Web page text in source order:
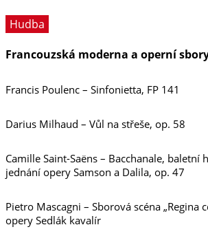
Hudba
Francouzská moderna a operní
Francis Poulenc – Sinfonietta, FP 141
Darius Milhaud – Vůl na střeše, op. 58
Camille Saint-Saëns – Bacchanale, baletní
jednání opery Samson a Dalila, op. 47
Pietro Mascagni – Sborová scéna „Regina
opery Sedlák kavalír